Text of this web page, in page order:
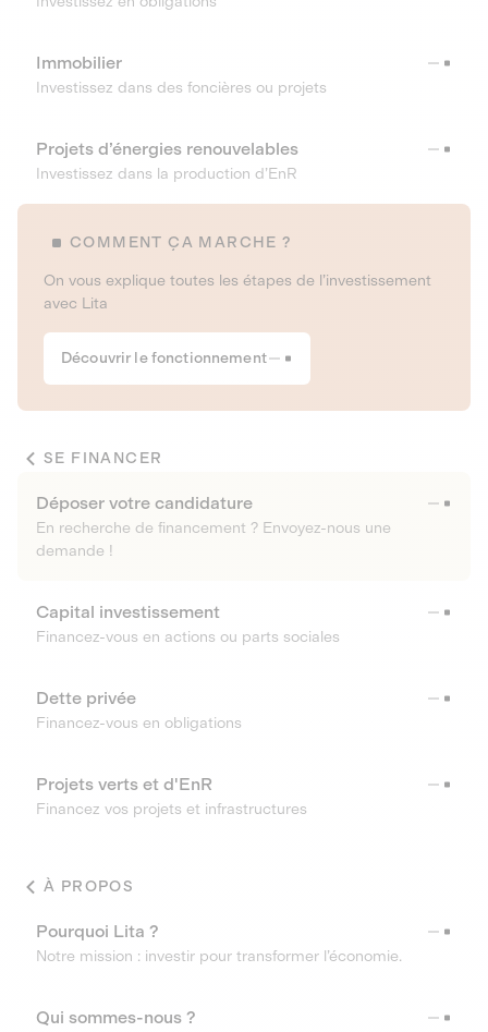
Immobilier
Investissez dans des foncières ou projets
Projets d’énergies renouvelables
Investissez dans la production d’EnR
COMMENT ÇA MARCHE ?
On vous explique toutes les étapes de l’investissement
avec Lita
Découvrir le fonctionnement
SE FINANCER
Déposer votre candidature
En recherche de financement ? Envoyez-nous une
demande !
Capital investissement
Financez-vous en actions ou parts sociales
Dette privée
Financez-vous en obligations
Projets verts et d'EnR
Financez vos projets et infrastructures
À PROPOS
Pourquoi Lita ?
Notre mission : investir pour transformer l’économie.
Qui sommes-nous ?